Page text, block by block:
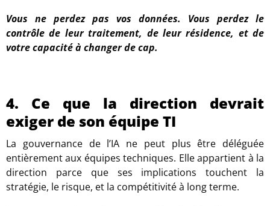
Vous ne perdez pas vos données. Vous perdez le
contrôle de leur traitement, de leur résidence, et de
votre capacité à changer de cap.
4. Ce que la direction devrait
exiger de son équipe TI
La gouvernance de l’IA ne peut plus être déléguée
entièrement aux équipes techniques. Elle appartient à la
direction parce que ses implications touchent la
stratégie, le risque, et la compétitivité à long terme.